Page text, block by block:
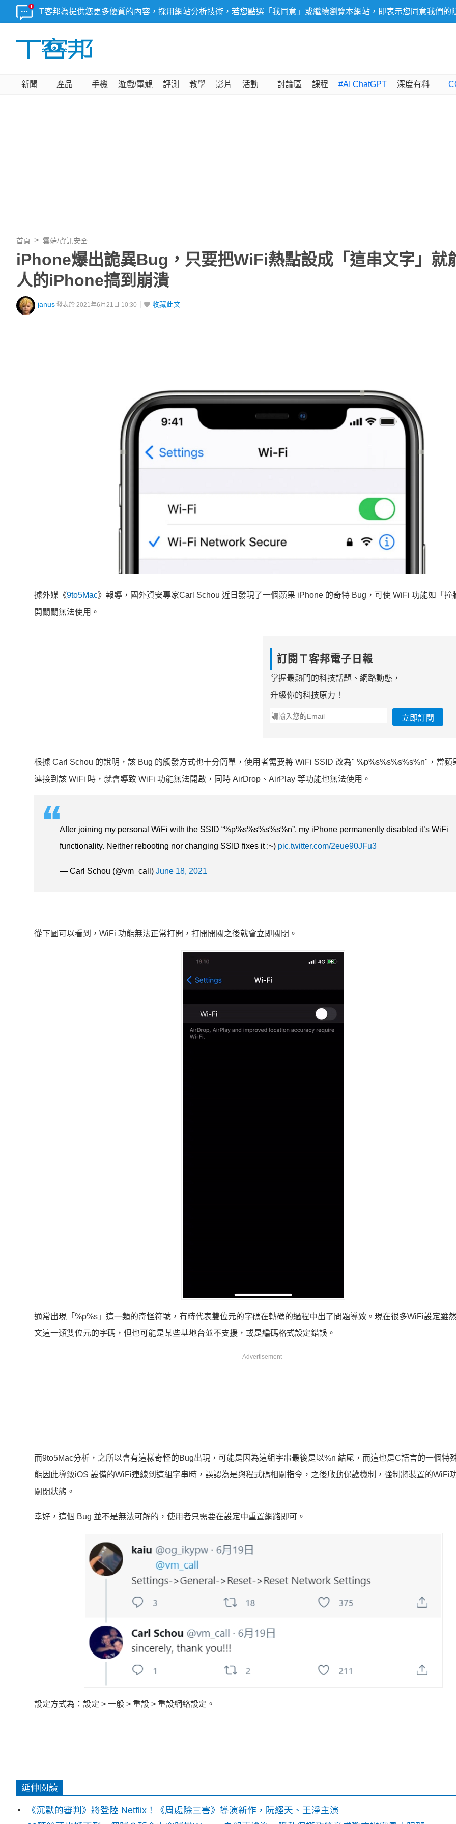
T客邦為提供您更多優質的內容，採用網站分析技術，若您點選「我同意」或繼續瀏覽本網站，即表示您同意我們的
新聞 產品 手機 遊戲/電競 評測 教學 影片 活動 討論區 課程 #AI ChatGPT 深度有料
首頁 雲端/資訊安全
iPhone爆出詭異Bug，只要把WiFi熱點設成「這串文字」就
人的iPhone搞到崩潰
janus 發表於 2021年6月21日 10:30 收藏此文
據外媒《9to5Mac》報導，國外資安專家Carl Schou 近日發現了一個蘋果 iPhone 的奇特 Bug，可使 WiFi 功能如「撞
開關關無法使用。
訂閱Ｔ客邦電子日報
掌握最熱門的科技話題、網路動態，
升級你的科技原力！
立即訂閱
根據 Carl Schou 的說明，該 Bug 的觸發方式也十分簡單，使用者需要將 WiFi SSID 改為" %p%s%s%s%s%n"，當蘋
連接到該 WiFi 時，就會導致 WiFi 功能無法開啟，同時 AirDrop、AirPlay 等功能也無法使用。
After joining my personal WiFi with the SSID “%p%s%s%s%s%n”, my iPhone permanently disabled it’s WiFi
functionality. Neither rebooting nor changing SSID fixes it :~) pic.twitter.com/2eue90JFu3
— Carl Schou (@vm_call) June 18, 2021
從下圖可以看到，WiFi 功能無法正常打開，打開開關之後就會立即關閉。
通常出現「%p%s」這一類的奇怪符號，有時代表雙位元的字碼在轉碼的過程中出了問題導致。現在很多WiFi設定雖
文這一類雙位元的字碼，但也可能是某些基地台並不支援，或是編碼格式設定錯誤。
而9to5Mac分析，之所以會有這樣奇怪的Bug出現，可能是因為這組字串最後是以%n 結尾，而這也是C語言的一個特
能因此導致iOS 設備的WiFi連線到這組字串時，誤認為是與程式碼相關指令，之後啟動保護機制，強制將裝置的WiFi
關閉狀態。
幸好，這個 Bug 並不是無法可解的，使用者只需要在設定中重置網路即可。
設定方式為：設定 > 一般 > 重設 > 重設網絡設定。
延伸閱讀
《沉默的審判》將登陸 Netflix！《周處除三害》導演新作，阮經天、王淨主演